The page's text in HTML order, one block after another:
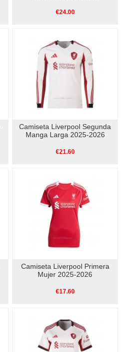
€24.00
Camiseta Liverpool Segunda
Manga Larga 2025-2026
€21.60
Camiseta Liverpool Primera
Mujer 2025-2026
€17.60